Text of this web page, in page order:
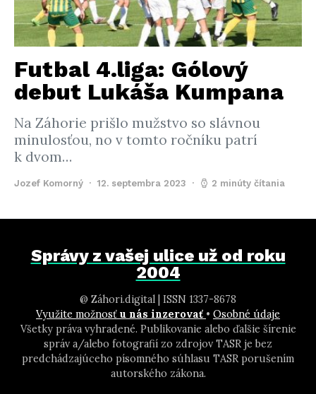
Futbal 4.liga: Gólový
debut Lukáša Kumpana
Na Záhorie prišlo mužstvo so slávnou
minulosťou, no v tomto ročníku patrí
k dvom…
Jozef Komorný 12. septembra 2023 2 minúty čítania
Správy z vašej ulice už od roku
2004
@ Záhori.digital | ISSN 1337-8678
Využite možnosť u nás inzerovať • Osobné údaje
Všetky práva vyhradené. Publikovanie alebo ďalšie šírenie
správ a/alebo fotografií zo zdrojov TASR je bez
predchádzajúceho písomného súhlasu TASR porušením
autorského zákona.